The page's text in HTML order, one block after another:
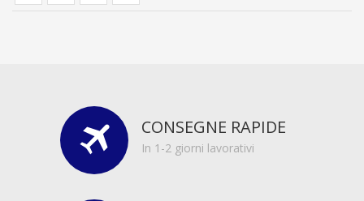
CONSEGNE RAPIDE
In 1-2 giorni lavorativi